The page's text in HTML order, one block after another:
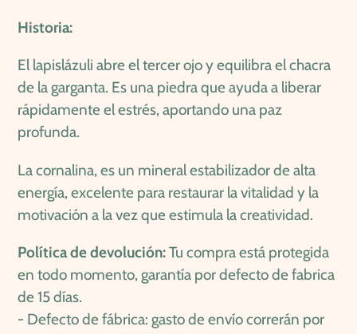
compra
Historia:
El lapislázuli abre el tercer ojo y equilibra el chacra
de la garganta. Es una piedra que ayuda a liberar
rápidamente el estrés, aportando una paz
profunda.
La cornalina, es un mineral estabilizador de alta
energía, excelente para restaurar la vitalidad y la
motivación a la vez que estimula la creatividad.
Política de devolución:Tu compra está protegida
en todo momento,garantía por defecto de fabrica
de 15 días.
- Defecto de fábrica: gasto de envío correrán por